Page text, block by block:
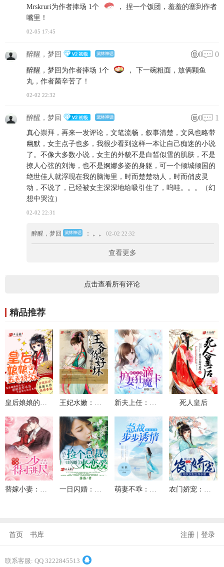
Mrskruri为作者捧场 1个
， 捏一个饭团，羞羞的塞到作者
嘴里！
02-05 17:45
醉醒，梦回 0 0
醉醒，梦回为作者捧场 1个
， 下一碗粗面，放俩颗鱼
丸，作者菌辛苦了！
02-02 22:32
醉醒，梦回 0 1
真心崇拜，再来一发评论，文笔流畅，叙事清楚，文风也略带
幽默，女主点子也多，我很少看到这样一本让自己痴迷的小说
了。不像大多数小说，女主的外貌不是白皙似雪的肌肤，不是
撩人心弦的刘海，也不是婀娜多姿的身躯，可一个倾城倾国的
绝世佳人就浮现在我的脑海里，时而楚楚动人，时而俏皮灵
动，不说了，已经被女主深深地给吸引住了，呜哇。。。（幻
想中哭泣）
02-02 22:31
醉醒，梦回 ： 。。 02-02 22:32
查看更多
点击查看所有评论
精品推荐
死人皇后
替嫁小妻：二少，得寸进尺 一日闪婚：捡个总裁来恋爱 萌妻不乖：总裁步步诱情 农门娇宠：炮灰女配生存手册
首页 书库 注册 | 登录
联系客服: QQ 3222845513